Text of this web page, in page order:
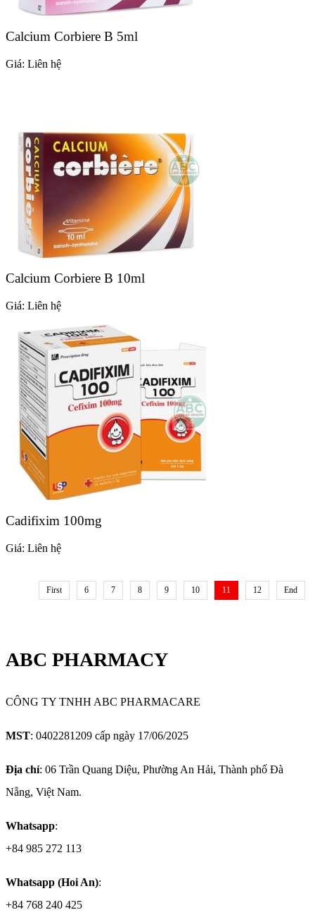
Calcium Corbiere B 5ml
Giá: Liên hệ
Calcium Corbiere B 10ml
Giá: Liên hệ
Cadifixim 100mg
Giá: Liên hệ
First 6 7 8 9 10 11 12 End
ABC PHARMACY
CÔNG TY TNHH ABC PHARMACARE
MST: 0402281209 cấp ngày 17/06/2025
Địa chỉ: 06 Trần Quang Diệu, Phường An Hải, Thành phố Đà
Nẵng, Việt Nam.
Whatsapp:
+84 985 272 113
Whatsapp (Hoi An):
+84 768 240 425